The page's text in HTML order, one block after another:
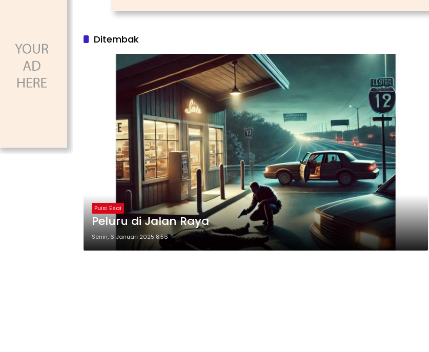
Ditembak
Puisi Esai
Peluru di Jalan Raya
Senin, 6 Januari 2025 8:56